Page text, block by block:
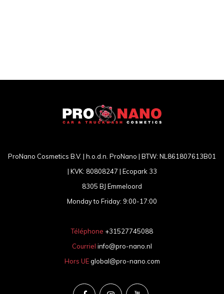
ProNano Cosmetics B.V. | h.o.d.n. ProNano | BTW: NL861807613B01
| KVK: 80808247 | Ecopark 33
8305 BJ Emmeloord
Monday to Friday: 9:00-17:00
Téléphone +31527745088
Courriel info@pro-nano.nl
Hors UE global@pro-nano.com